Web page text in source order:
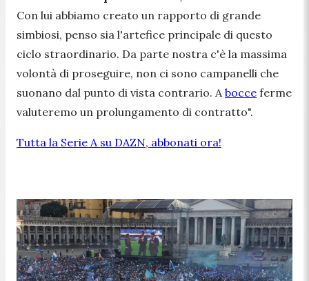
Con lui abbiamo creato un rapporto di grande
simbiosi, penso sia l'artefice principale di questo
ciclo straordinario. Da parte nostra c'è la massima
volontà di proseguire, non ci sono campanelli che
suonano dal punto di vista contrario. A bocce ferme
valuteremo un prolungamento di contratto".
Tutta la Serie A su DAZN, abbonati ora!